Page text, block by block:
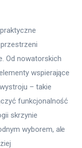
Od nowatorskich
wspierające
– takie
funkcjonalność
skrzynie
wyborem, ale